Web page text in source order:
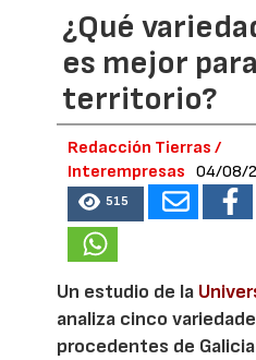
¿Qué
es mejor
territorio?
Redacción Tierras /
Interempresas
04/08/
515
Un estudio de la
analiza cinco
procedentes de